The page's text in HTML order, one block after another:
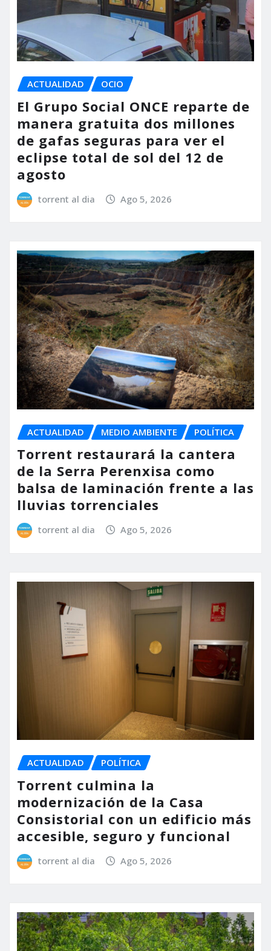
ACTUALIDAD OCIO
El Grupo Social ONCE reparte de
manera gratuita dos millones
de gafas seguras para ver el
eclipse total de sol del 12 de
agosto
torrent al dia Ago 5, 2026
ACTUALIDAD MEDIO AMBIENTE POLÍTICA
Torrent restaurará la cantera
de la Serra Perenxisa como
balsa de laminación frente a las
lluvias torrenciales
torrent al dia Ago 5, 2026
ACTUALIDAD POLÍTICA
Torrent culmina la
modernización de la Casa
Consistorial con un edificio más
accesible, seguro y funcional
torrent al dia Ago 5, 2026